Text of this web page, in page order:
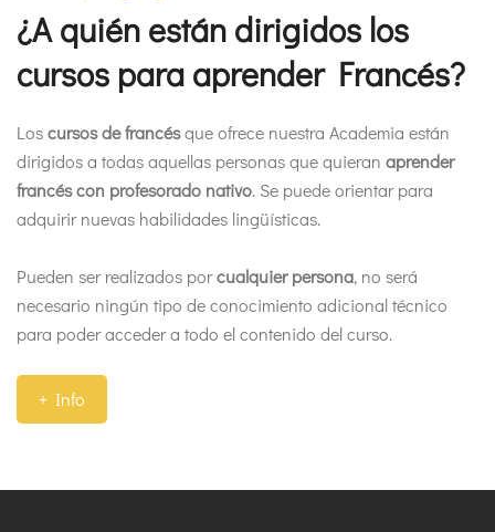
¿A quién están dirigidos los
cursos para aprender Francés?
Loscursos de francésque ofrece nuestra Academia están
dirigidos a todas aquellas personas que quieran aprender
francés con profesorado nativo. Se puede orientar para
adquirir nuevas habilidades lingüísticas.
Pueden ser realizados porcualquier persona, no será
necesario ningún tipo de conocimiento adicional técnico
para poder acceder a todo el contenido del curso.
+ Info